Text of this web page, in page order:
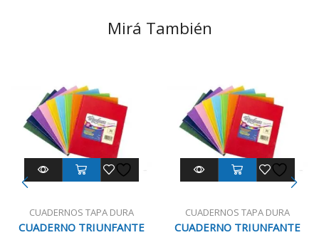
Mirá También
CUADERNOS TAPA DURA
CUADERNO TRIUNFANTE
CUADERNOS TAPA DURA
CUADERNO TRIUNFANTE